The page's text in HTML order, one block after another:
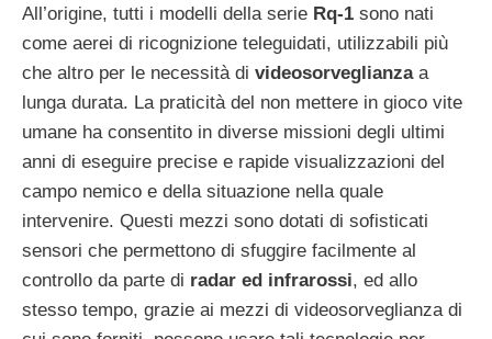
All’origine, tutti i modelli della serie Rq-1 sono nati
come aerei di ricognizione teleguidati, utilizzabili più
che altro per le necessità di videosorveglianzaa
lunga durata. La praticità del non mettere in gioco vite
umane ha consentito in diverse missioni degli ultimi
anni di eseguire precise e rapide visualizzazioni del
campo nemico e della situazione nella quale
intervenire. Questi mezzi sono dotati di sofisticati
sensori che permettono di sfuggire facilmente al
controllo da parte di radar ed infrarossi, ed allo
stesso tempo, grazie ai mezzi di videosorveglianza di